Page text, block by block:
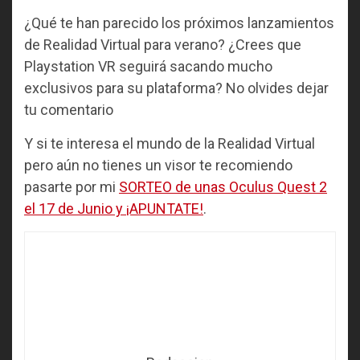
¿Qué te han parecido los próximos lanzamientos
de Realidad Virtual para verano? ¿Crees que
Playstation VR seguirá sacando mucho
exclusivos para su plataforma? No olvides dejar
tu comentario
Y si te interesa el mundo de la Realidad Virtual
pero aún no tienes un visor te recomiendo
pasarte por mi SORTEO de unas Oculus Quest 2
el 17 de Junio y ¡APUNTATE!.